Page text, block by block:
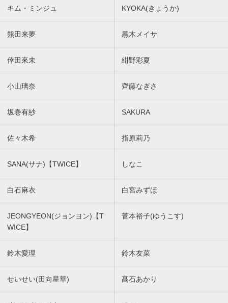
キム・ミンジュ KYOKA(きょうか)
熊田来夢 黒木メイサ
倖田來未 紺野彩夏
小山璃奈 齊藤なぎさ
坂巻有紗 SAKURA
佐々木希 指原莉乃
SANA(サナ)【TWICE】 しなこ
白石麻衣 白宮みずほ
JEONGYEON(ジョンヨン)【T
WICE】
菅本裕子(ゆうこす)
鈴木愛理 鈴木友菜
せいせい(田向星華) 髙石あかり